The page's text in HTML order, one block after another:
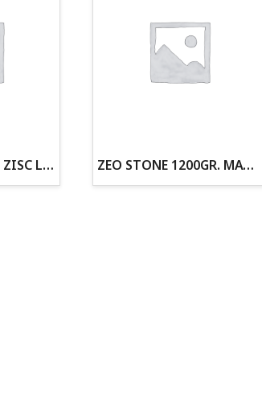
ZOGOFLEX DISCO ZISC L (21.6CM) FLUORESCENTE ZEO STONE 1200GR. MATERIAL FILTRANTE